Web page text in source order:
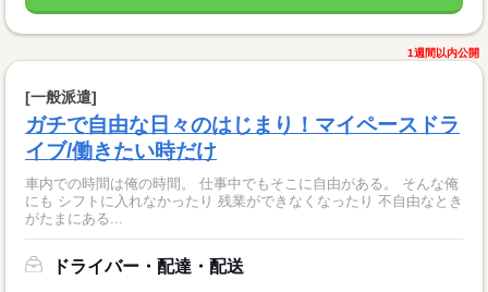
1週間以内公開
[一般派遣]
ガチで自由な日々のはじまり！マイペースドラ
イブ/働きたい時だけ
車内での時間は俺の時間。 仕事中でもそこに自由がある。 そんな俺
にも シフトに入れなかったり 残業ができなくなったり 不自由なとき
がたまにある...
ドライバー・配達・配送